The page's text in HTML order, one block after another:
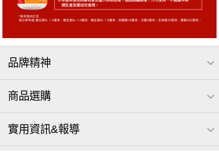
品牌精神
商品選購
實用資訊&報導